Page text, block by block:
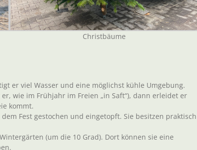
Christbäume
er viel Wasser und eine möglichst kühle Umgebung.
wie im Frühjahr im Freien „in Saft“), dann erleidet er
kommt.
Fest gestochen und eingetopft. Sie besitzen praktisch
(um die 10 Grad). Dort können sie eine